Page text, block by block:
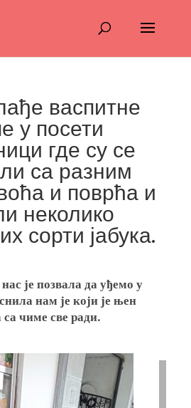
васпитне
у посети
где су се
са разним
и поврћа и
неколико
сорти јабука.
је позвала да уђемо у
нам је који је њен
чиме све ради.